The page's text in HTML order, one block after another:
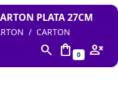
PLATA 27CM
CARTON
search shopping_bag 0 person_cancel